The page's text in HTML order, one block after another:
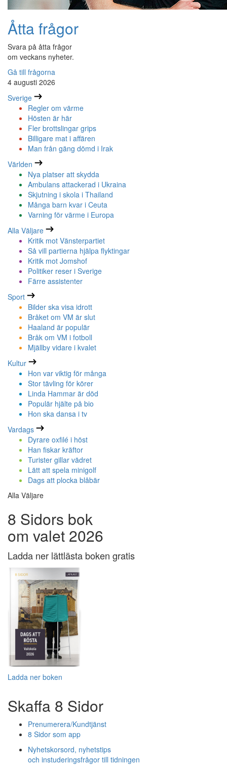
Åtta frågor
Svara på åtta frågor
om veckans nyheter.
Gå till frågorna
4 augusti 2026
Sverige
Regler om värme
Hösten är här
Fler brottslingar grips
Billigare mat i affären
Man från gäng dömd i Irak
Världen
Nya platser att skydda
Ambulans attackerad i Ukraina
Skjutning i skola i Thailand
Många barn kvar i Ceuta
Varning för värme i Europa
Alla Väljare
Kritik mot Vänsterpartiet
Så vill partierna hjälpa flyktingar
Kritik mot Jomshof
Politiker reser i Sverige
Färre assistenter
Sport
Bilder ska visa idrott
Bråket om VM är slut
Haaland är populär
Bråk om VM i fotboll
Mjällby vidare i kvalet
Kultur
Hon var viktig för många
Stor tävling för körer
Linda Hammar är död
Populär hjälte på bio
Hon ska dansa i tv
Vardags
Dyrare oxfilé i höst
Han fiskar kräftor
Turister gillar vädret
Lätt att spela minigolf
Dags att plocka blåbär
Alla Väljare
8 Sidors bok
om valet 2026
Ladda ner lättlästa boken gratis
Ladda ner boken
Skaffa 8 Sidor
Prenumerera/Kundtjänst
8 Sidor som app
Nyhetskorsord, nyhetstips
och instuderingsfrågor till tidningen